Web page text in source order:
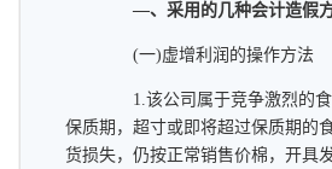
—、采用的几种会计造假
(一)虚增利润的操作方法
1.该公司属于竞争激烈的食
保质期，超寸或即将超过保质期的
货损失，仍按正常销售价棉，开具